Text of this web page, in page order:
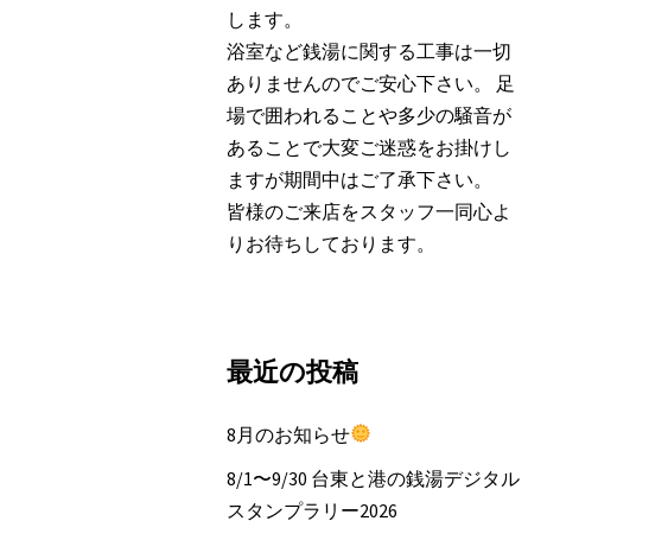
します。
浴室など銭湯に関する工事は一切
ありませんのでご安心下さい。 足
場で囲われることや多少の騒音が
あることで大変ご迷惑をお掛けし
ますが期間中はご了承下さい。
皆様のご来店をスタッフ一同心よ
りお待ちしております。
最近の投稿
8月のお知らせ
8/1〜9/30 台東と港の銭湯デジタル
スタンプラリー2026